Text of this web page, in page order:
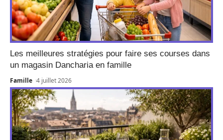
Les meilleures stratégies pour faire ses courses dans
un magasin Dancharia en famille
Famille 4 juillet 2026